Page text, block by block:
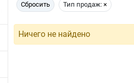
Сбросить Тип продаж: ×
Ничего не найдено